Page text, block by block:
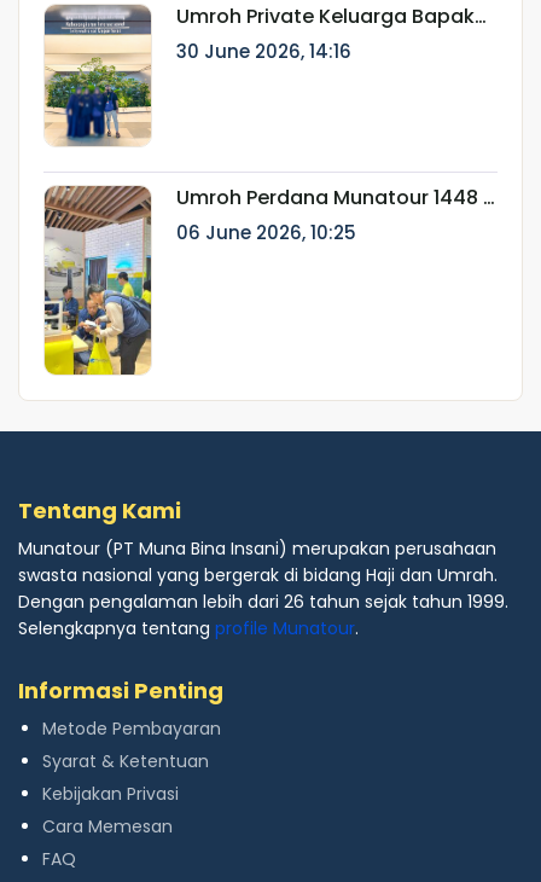
Umroh Private Keluarga Bapak
Ainur Rifki: Perjalanan Ibadah
Eksklusif Bersama Munatour
30 June 2026, 14:16
Umroh Perdana Munatour 1448 H
Resmi Berangkat, Dilepas oleh
Dirut Munatour
06 June 2026, 10:25
Tentang Kami
Munatour (PT Muna Bina Insani) merupakan perusahaan
swasta nasional yang bergerak di bidang Haji dan Umrah.
Dengan pengalaman lebih dari 26 tahun sejak tahun 1999.
Selengkapnya tentang profile Munatour.
Informasi Penting
Metode Pembayaran
Syarat & Ketentuan
Kebijakan Privasi
Cara Memesan
FAQ